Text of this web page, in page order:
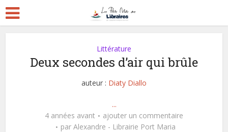
Littérature
Deux secondes d’air qui brûle
auteur : Diaty Diallo
...
4 années avant
ajouter un commentaire
par Alexandre - Librairie Port Maria